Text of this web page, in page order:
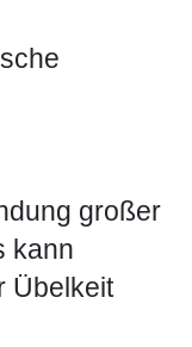
großer
kann
Übelkeit